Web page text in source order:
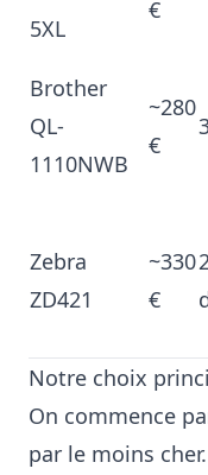
5XL
€
Brother
QL-
1110NWB
~280
€
Zebra
ZD421
~330
€
Notre choix
On commence
par le moins cher.